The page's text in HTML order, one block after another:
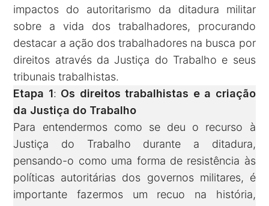
impactos do autoritarismo da ditadura militar
sobre a vida dos trabalhadores, procurando
destacar a ação dos trabalhadores na busca por
direitos através da Justiça do Trabalho e seus
tribunais trabalhistas.
Etapa 1: Os direitos trabalhistas e a criação
da Justiça do Trabalho
Para entendermos como se deu o recurso à
Justiça do Trabalho durante a ditadura,
pensando-o como uma forma de resistência às
políticas autoritárias dos governos militares, é
importante fazermos um recuo na história,